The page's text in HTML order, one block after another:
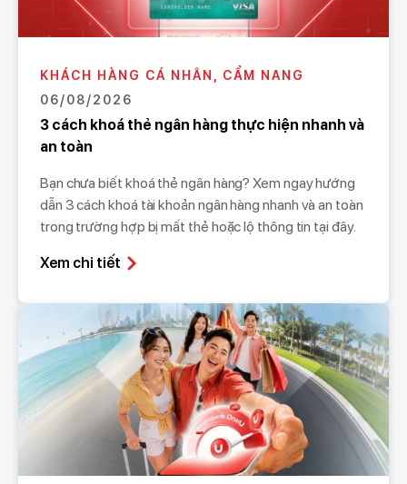
KHÁCH HÀNG CÁ NHÂN, CẨM NANG
06/08/2026
3 cách khoá thẻ ngân hàng thực hiện nhanh và
an toàn
Bạn chưa biết khoá thẻ ngân hàng? Xem ngay hướng
dẫn 3 cách khoá tài khoản ngân hàng nhanh và an toàn
trong trường hợp bị mất thẻ hoặc lộ thông tin tại đây.
Xem chi tiết